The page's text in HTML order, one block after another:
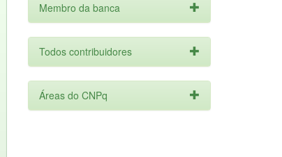
Membro da banca
Todos contribuidores
Áreas do CNPq